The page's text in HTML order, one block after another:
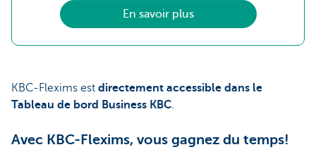
En savoir plus
KBC-Flexims est directement accessible dans le
Tableau de bord Business KBC.
Avec KBC-Flexims, vous gagnez du temps!